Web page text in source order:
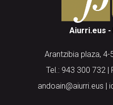
Aiurri.eus
Arantzibia plaza, 4-